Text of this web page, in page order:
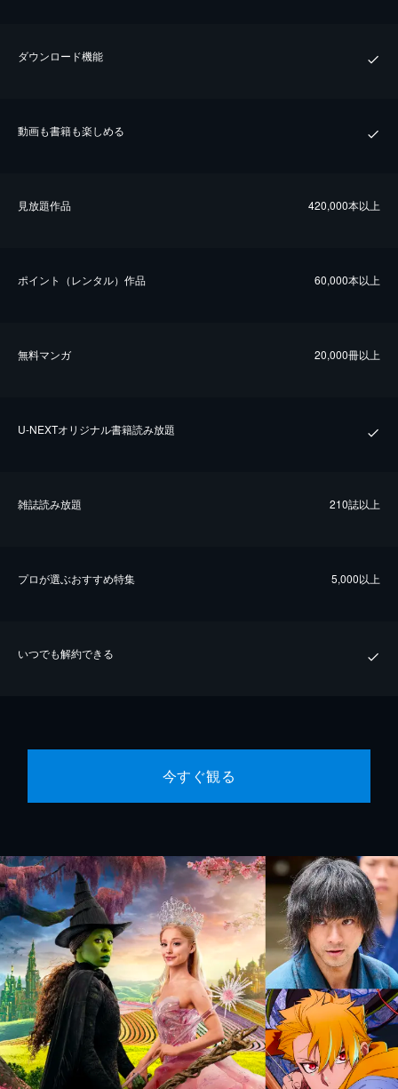
ダウンロード機能
動画も書籍も楽しめる
⾒放題作品 420,000本以上
ポイント（レンタル）作品 60,000本以上
無料マンガ 20,000冊以上
U-NEXTオリジナル書籍読み放題
雑誌読み放題 210誌以上
プロが選ぶおすすめ特集 5,000以上
いつでも解約できる
今すぐ観る